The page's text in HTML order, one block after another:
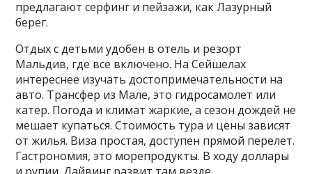
предлагают серфинг и пейзажи, как Лазурный
берег.
Отдых с детьми удобен в отель и резорт
Мальдив, где все включено. На Сейшелах
интереснее изучать достопримечательности на
авто. Трансфер из Мале, это гидросамолет или
катер. Погода и климат жаркие, а сезон дождей не
мешает купаться. Стоимость тура и цены зависят
от жилья. Виза простая, доступен прямой перелет.
Гастрономия, это морепродукты. В ходу доллары